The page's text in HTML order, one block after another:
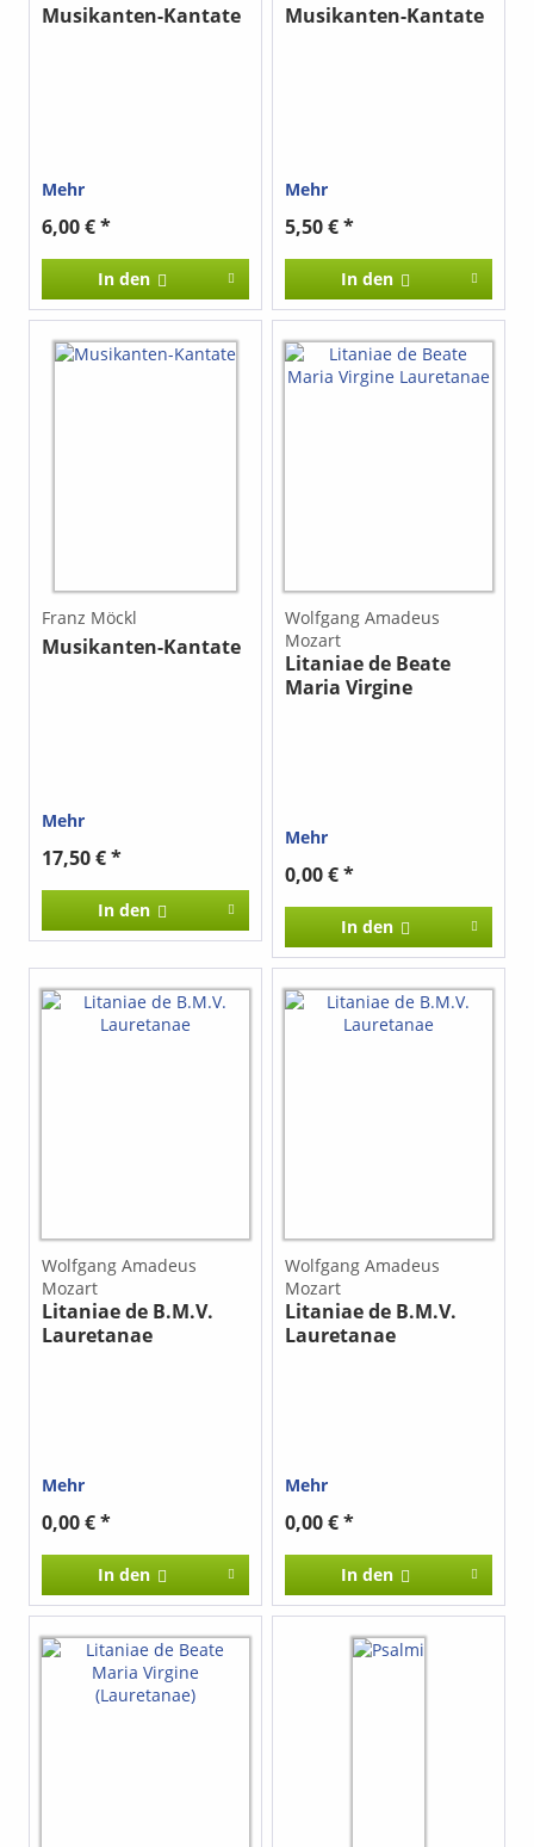
Musikanten-Kantate
Mehr
6,00 € *
In den
Musikanten-Kantate
Mehr
5,50 € *
In den
Franz Möckl
Musikanten-Kantate
Mehr
17,50 € *
In den
Wolfgang Amadeus
Mozart
Litaniae de Beate
Maria Virgine
Mehr
0,00 € *
In den
Wolfgang Amadeus
Mozart
Litaniae de B.M.V.
Lauretanae
Mehr
0,00 € *
In den
Wolfgang Amadeus
Mozart
Litaniae de B.M.V.
Lauretanae
Mehr
0,00 € *
In den